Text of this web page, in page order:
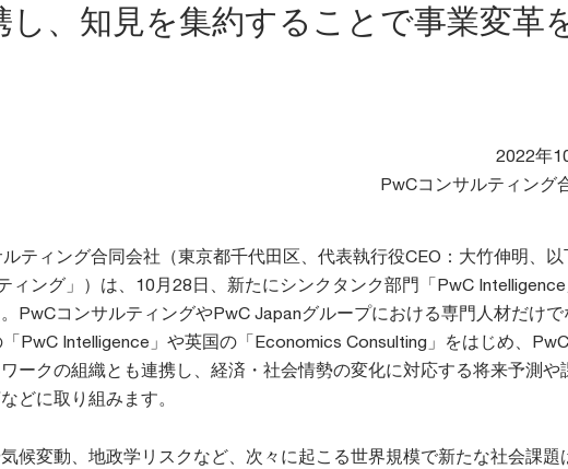
し、知見を集約することで事業変革
2022年
PwCコンサルティング
ティング合同会社（東京都千代田区、代表執行役CEO：大竹伸明、
ィング」）は、10月28日、新たにシンクタンク部門「PwC
PwCコンサルティングやPwC Japanグループにおける専門人材だけで
PwC Intelligence」や英国の「Economics Consulting」をはじめ、
ークの組織とも連携し、経済・社会情勢の変化に対応する将来予測や
どに取り組みます。
候変動、地政学リスクなど、次々に起こる世界規模で新たな社会課題